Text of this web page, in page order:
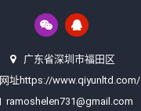
广东省深圳市福田区
网址https://www.qiyunltd.com/
ramoshelen731@gmail.com